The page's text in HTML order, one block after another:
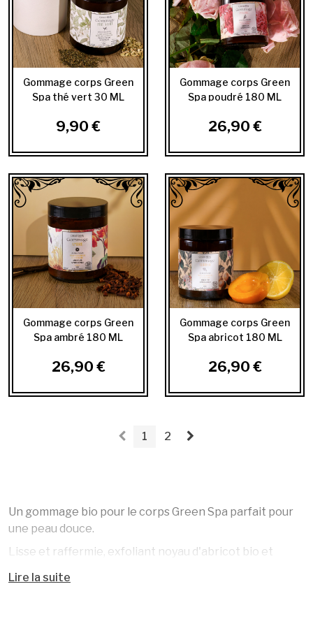
Gommage corps Green
Spa thé vert 30 ML
9,90 €
Gommage corps Green
Spa poudré 180 ML
26,90 €
Gommage corps Green
Spa ambré 180 ML
26,90 €
Gommage corps Green
Spa abricot 180 ML
26,90 €
1 2
Un gommage bio pour le corps Green Spa parfait pour
une peau douce.
Lisse et raffermie, exfoliant noyau d'abricot bio et
Lire la suite